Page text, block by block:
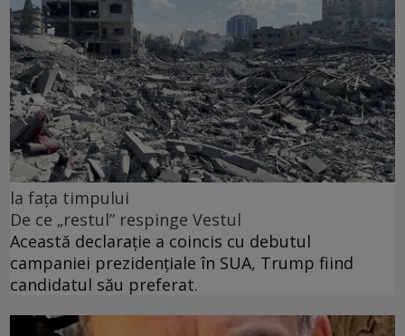
la fața timpului
De ce „restul” respinge Vestul
Această declarație a coincis cu debutul
campaniei prezidențiale în SUA, Trump fiind
candidatul său preferat.